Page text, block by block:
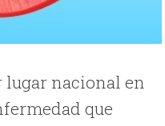
lugar nacional en
que